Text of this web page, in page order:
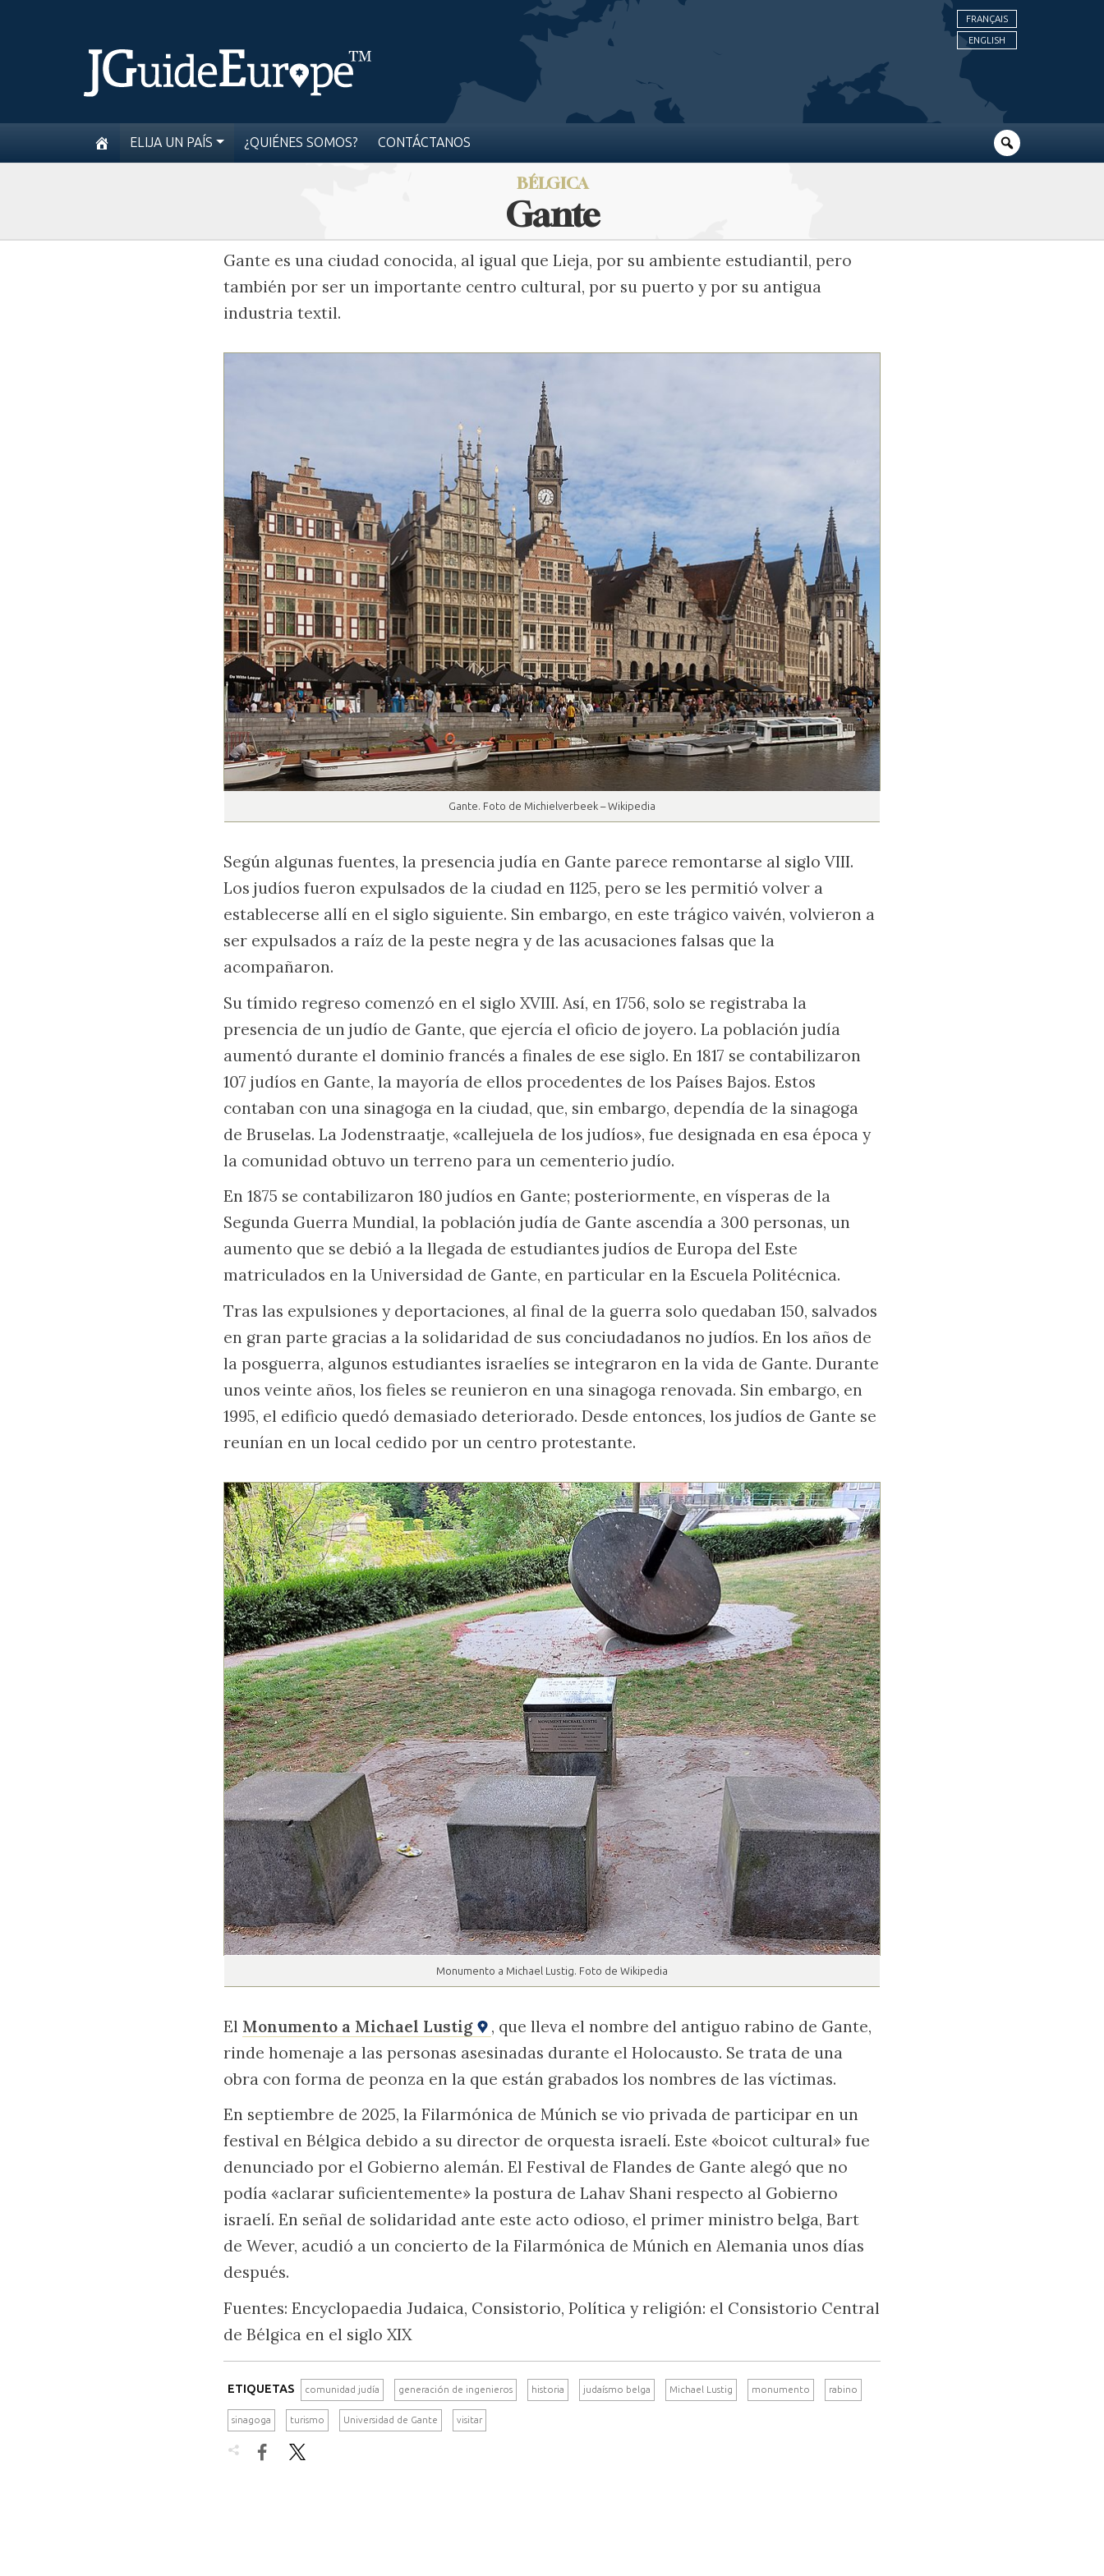
FRANÇAIS
ENGLISH
ELIJA UN PAÍS ¿QUIÉNES SOMOS? CONTÁCTANOS
BÉLGICA
Gante
Gante es una ciudad conocida, al igual que Lieja, por su ambiente estudiantil, pero
también por ser un importante centro cultural, por su puerto y por su antigua
industria textil.
Gante. Foto de Michielverbeek – Wikipedia
Según algunas fuentes, la presencia judía en Gante parece remontarse al siglo VIII.
Los judíos fueron expulsados de la ciudad en 1125, pero se les permitió volver a
establecerse allí en el siglo siguiente. Sin embargo, en este trágico vaivén, volvieron a
ser expulsados a raíz de la peste negra y de las acusaciones falsas que la
acompañaron.
Su tímido regreso comenzó en el siglo XVIII. Así, en 1756, solo se registraba la
presencia de un judío de Gante, que ejercía el oficio de joyero. La población judía
aumentó durante el dominio francés a finales de ese siglo. En 1817 se contabilizaron
107 judíos en Gante, la mayoría de ellos procedentes de los Países Bajos. Estos
contaban con una sinagoga en la ciudad, que, sin embargo, dependía de la sinagoga
de Bruselas. La Jodenstraatje, «callejuela de los judíos», fue designada en esa época y
la comunidad obtuvo un terreno para un cementerio judío.
En 1875 se contabilizaron 180 judíos en Gante; posteriormente, en vísperas de la
Segunda Guerra Mundial, la población judía de Gante ascendía a 300 personas, un
aumento que se debió a la llegada de estudiantes judíos de Europa del Este
matriculados en la Universidad de Gante, en particular en la Escuela Politécnica.
Tras las expulsiones y deportaciones, al final de la guerra solo quedaban 150, salvados
en gran parte gracias a la solidaridad de sus conciudadanos no judíos. En los años de
la posguerra, algunos estudiantes israelíes se integraron en la vida de Gante. Durante
unos veinte años, los fieles se reunieron en una sinagoga renovada. Sin embargo, en
1995, el edificio quedó demasiado deteriorado. Desde entonces, los judíos de Gante se
reunían en un local cedido por un centro protestante.
Monumento a Michael Lustig. Foto de Wikipedia
El Monumento a Michael Lustig
, que lleva el nombre del antiguo rabino de Gante,
rinde homenaje a las personas asesinadas durante el Holocausto. Se trata de una
obra con forma de peonza en la que están grabados los nombres de las víctimas.
En septiembre de 2025, la Filarmónica de Múnich se vio privada de participar en un
festival en Bélgica debido a su director de orquesta israelí. Este «boicot cultural» fue
denunciado por el Gobierno alemán. El Festival de Flandes de Gante alegó que no
podía «aclarar suficientemente» la postura de Lahav Shani respecto al Gobierno
israelí. En señal de solidaridad ante este acto odioso, el primer ministro belga, Bart
de Wever, acudió a un concierto de la Filarmónica de Múnich en Alemania unos días
después.
Fuentes: Encyclopaedia Judaica, Consistorio, Política y religión: el Consistorio Central
de Bélgica en el siglo XIX
ETIQUETAS comunidad judía generación de ingenieros historia judaísmo belga Michael Lustig monumento rabino
sinagoga turismo Universidad de Gante visitar
 